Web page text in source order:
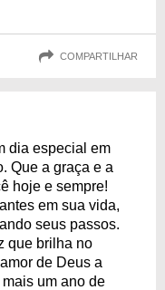
COMPARTILHAR
dia especial em
Que a graça e a
hoje e sempre!
em sua vida,
seus passos.
que brilha no
de Deus a
um ano de